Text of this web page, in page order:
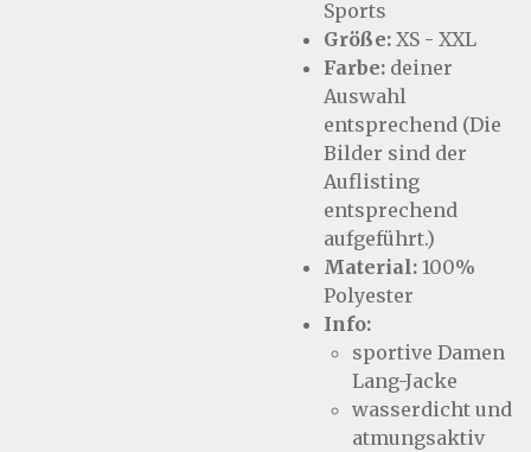
Sports
Größe: XS - XXL
Farbe: deiner
Auswahl
entsprechend (Die
Bilder sind der
Auflisting
entsprechend
aufgeführt.)
Material: 100%
Polyester
Info:
sportive Damen
Lang-Jacke
wasserdicht und
atmungsaktiv